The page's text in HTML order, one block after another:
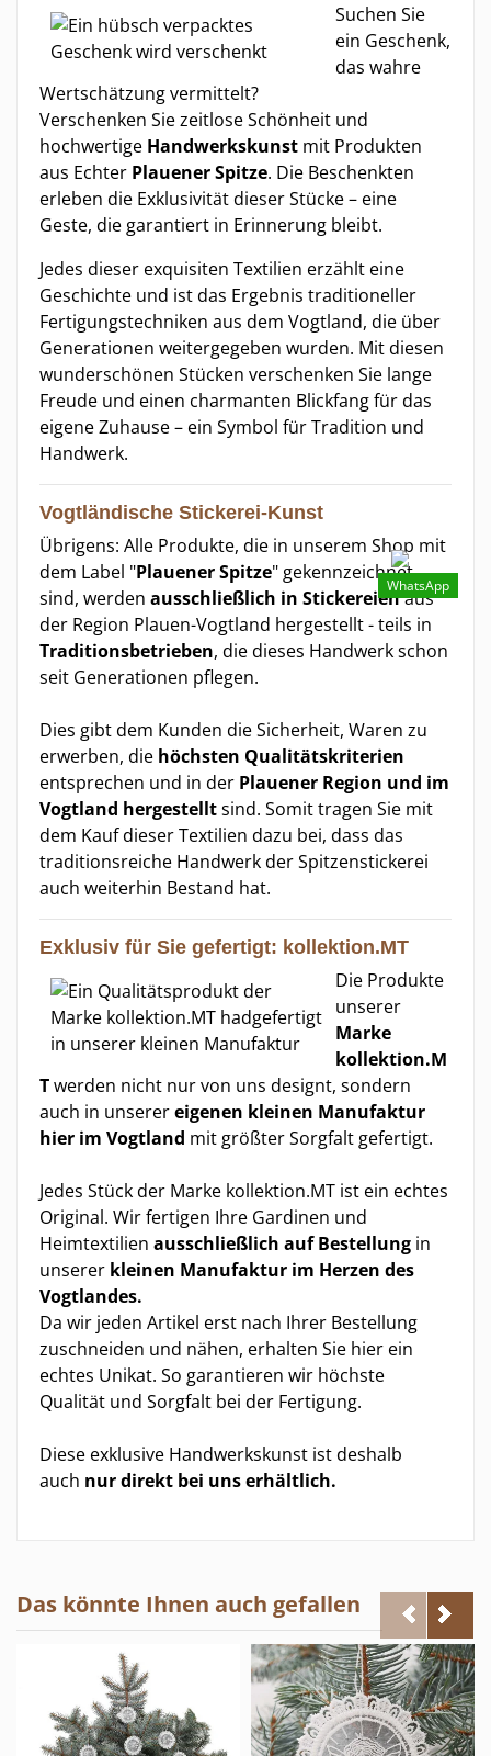
Suchen Sie
ein Geschenk,
das wahre
Wertschätzung vermittelt?
Verschenken Sie zeitlose Schönheit und
hochwertige Handwerkskunst mit Produkten
aus Echter Plauener Spitze. Die Beschenkten
erleben die Exklusivität dieser Stücke – eine
Geste, die garantiert in Erinnerung bleibt.
Jedes dieser exquisiten Textilien erzählt eine
Geschichte und ist das Ergebnis traditioneller
Fertigungstechniken aus dem Vogtland, die über
Generationen weitergegeben wurden. Mit diesen
wunderschönen Stücken verschenken Sie lange
Freude und einen charmanten Blickfang für das
eigene Zuhause – ein Symbol für Tradition und
Handwerk.
Vogtländische Stickerei-Kunst
Übrigens: Alle Produkte, die in unserem Shop mit
dem Label "Plauener Spitze" gekennzeichnet
sind, werden ausschließlich in Stickereienaus
der Region Plauen-Vogtland hergestellt - teils in
Traditionsbetrieben, die dieses Handwerk schon
seit Generationen pflegen.
Dies gibt dem Kunden die Sicherheit, Waren zu
erwerben, die höchsten Qualitätskriterien
entsprechen und in der Plauener Region und im
Vogtland hergestelltsind. Somit tragen Sie mit
dem Kauf dieser Textilien dazu bei, dass das
traditionsreiche Handwerk der Spitzenstickerei
auch weiterhin Bestand hat.
Exklusiv für Sie gefertigt: kollektion.MT
Die Produkte
unserer
Marke
kollektion.M
Twerden nicht nur von uns designt, sondern
auch in unserereigenen kleinen Manufaktur
hier im Vogtland mit größter Sorgfalt gefertigt.
Jedes Stück der Marke kollektion.MT ist ein echtes
Original. Wir fertigen Ihre Gardinen und
Heimtextilien ausschließlich auf Bestellung in
unserer kleinen Manufaktur im Herzen des
Vogtlandes.
Da wir jeden Artikel erst nach Ihrer Bestellung
zuschneiden und nähen, erhalten Sie hier ein
echtes Unikat. So garantieren wir höchste
Qualität und Sorgfalt bei der Fertigung.
Diese exklusive Handwerkskunst ist deshalb
auch nur direkt bei uns erhältlich.
Das könnte Ihnen auch gefallen
WhatsApp